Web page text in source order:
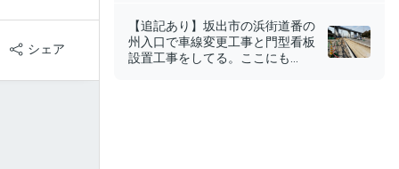
シェア
【追記あり】坂出市の浜街道番の
州入口で車線変更工事と門型看板
設置工事をしてる。ここにも...